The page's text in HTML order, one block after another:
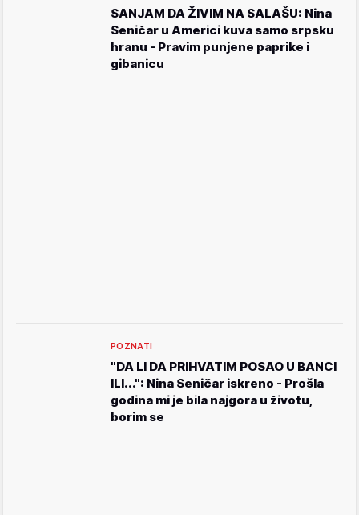
SANJAM DA ŽIVIM NA SALAŠU: Nina
Seničar u Americi kuva samo srpsku
hranu - Pravim punjene paprike i
gibanicu
POZNATI
"DA LI DA PRIHVATIM POSAO U BANCI
ILI...": Nina Seničar iskreno - Prošla
godina mi je bila najgora u životu,
borim se